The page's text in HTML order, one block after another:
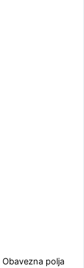
Obavezna polja